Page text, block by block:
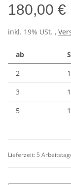
180,00 €
inkl. 19% USt. ,
ab
2
3
5
Lieferzeit: 5